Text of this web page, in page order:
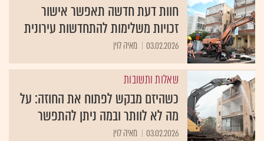
חוות דעת חדשה תאפשר אישור
זכויות משלימות להתחדשות עירונית
03.02.2026 מאיה לוין
שאלות ותשובות
כשהיזם מבקש לפתוח את החוזה: על
מה לא לוותר ובמה ניתן להתפשר
03.02.2026 מאיה לוין